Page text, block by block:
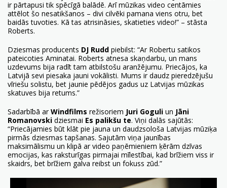
ir pārtapusi tik spēcīgā balādē. Arī mūzikas video centāmies
attēlot šo nesatikšanos – divi cilvēki pamana viens otru, bet
baidās tuvoties. Kā tas atrisināsies, skatieties video!” – stāsta
Roberts.
Dziesmas producents DJ Rudd piebilst: “Ar Robertu satikos
pateicoties Aminatai. Roberts atnesa skaņdarbu, un mans
uzdevums bija radīt tam atbilstošu aranžējumu. Priecājos, ka
Latvijā sevi piesaka jauni vokālisti. Mums ir daudz pieredzējušu
vīriešu solistu, bet jaunie pēdējos gadus uz Latvijas mūzikas
skatuves bija retums.”
Sadarbībā arWindfilms režisoriem Juri Goguli un Jāni
Romanovski dziesmai Es palikšu te. Viņi dalās sajūtās:
“Priecājamies būt klāt pie jauna un daudzsološa Latvijas mūziķa
pirmās dziesmas tapšanas. Sajutām viņa jaunības
maksimālismu un klipā ar video paņēmieniem ķērām dzīvas
emocijas, kas raksturīgas pirmajai mīlestībai, kad brīžiem viss ir
skaidrs, bet brīžiem galva reibst un fokuss zūd.”